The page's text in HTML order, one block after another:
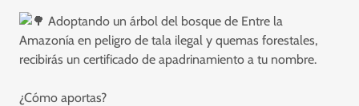
Adoptando un árbol del bosque de Entre la
Amazonía en peligro de tala ilegal y quemas forestales,
recibirás un certificado de apadrinamiento a tu nombre.
¿Cómo aportas?